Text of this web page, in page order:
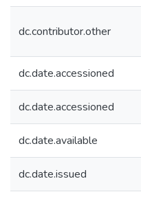
dc.contributor.other
dc.date.accessioned
dc.date.accessioned
dc.date.available
dc.date.issued